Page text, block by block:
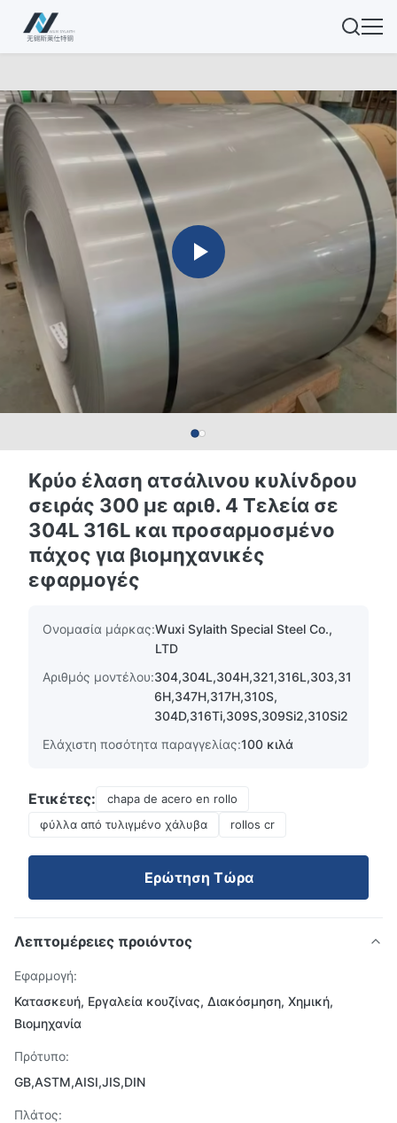
Κρύο έλαση ατσάλινου κυλίνδρου
σειράς 300 με αριθ. 4 Τελεία σε
304L 316L και προσαρμοσμένο
πάχος για βιομηχανικές
εφαρμογές
Ονομασία μάρκας:Wuxi Sylaith Special Steel Co.,
LTD
Αριθμός μοντέλου:304,304L,304H,321,316L,303,31
6H,347H,317H,310S,
304D,316Ti,309S,309Si2,310Si2
Ελάχιστη ποσότητα παραγγελίας:100 κιλά
Ετικέτες:
chapa de acero en rollo
φύλλα από τυλιγμένο χάλυβα
rollos cr
Ερώτηση Τώρα
Λεπτομέρειες προιόντος
Εφαρμογή:
Κατασκευή, Εργαλεία κουζίνας, Διακόσμηση, Χημική,
Βιομηχανία
Πρότυπο:
GB,ASTM,AISI,JIS,DIN
Πλάτος: